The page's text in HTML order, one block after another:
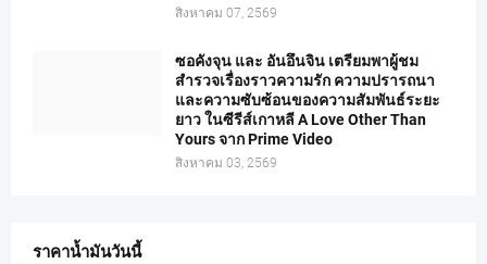
สิงหาคม 07, 2569
ซอคังจุน และ อันอึนจิน เตรียมพาผู้ชม
สำรวจเรื่องราวความรัก ความปรารถนา
และความซับซ้อนของความสัมพันธ์ระยะ
ยาว ในซีรีส์เกาหลี A Love Other Than
Yours จาก Prime Video
สิงหาคม 03, 2569
ราคาน้ำมันวันนี้